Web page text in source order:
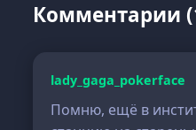
Комментарии
lady_gaga_pokerface
Помню, ещё в